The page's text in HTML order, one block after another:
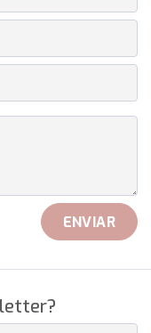
ENVIAR